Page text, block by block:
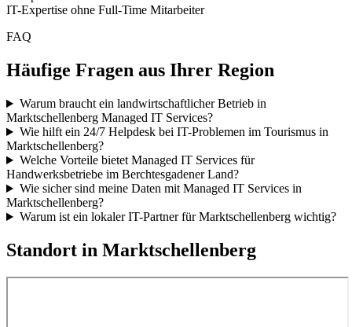
IT-Expertise ohne Full-Time Mitarbeiter
FAQ
Häufige Fragen aus Ihrer Region
Warum braucht ein landwirtschaftlicher Betrieb in
Marktschellenberg Managed IT Services?
Wie hilft ein 24/7 Helpdesk bei IT-Problemen im Tourismus in
Marktschellenberg?
Welche Vorteile bietet Managed IT Services für
Handwerksbetriebe im Berchtesgadener Land?
Wie sicher sind meine Daten mit Managed IT Services in
Marktschellenberg?
Warum ist ein lokaler IT-Partner für Marktschellenberg wichtig?
Standort in Marktschellenberg